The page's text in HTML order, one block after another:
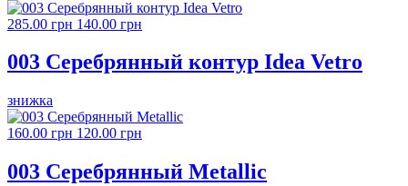
285.00 грн 140.00 грн
003 Серебрянный контур Idea Vetro
знижка
160.00 грн 120.00 грн
003 Серебрянный Metallic